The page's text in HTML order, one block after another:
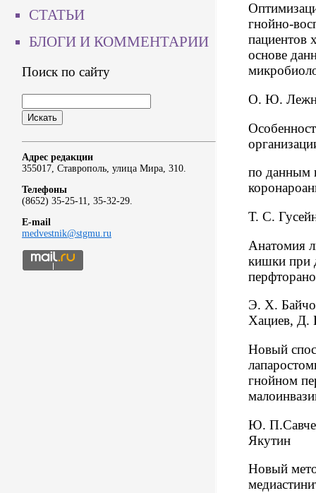
СТАТЬИ
БЛОГИ И КОММЕНТАРИИ
Поиск по сайту
Адрес редакции
355017, Ставрополь, улица Мира, 310.
Телефоны
(8652) 35-25-11, 35-32-29.
E-mail
medvestnik@stgmu.ru
гнойно-
пациентов
основе
О. Ю.
по данным
Т. С.
Анатомия
кишки при
Э. Х.
Хациев, Д.
Новый
гнойном
Ю.
Якутин
Новый